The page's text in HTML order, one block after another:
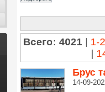
Всего: 4021 | 1-
|
Брус
14-09-